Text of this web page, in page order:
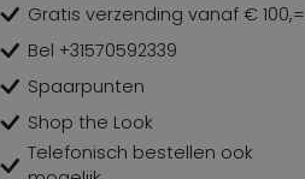
Gratis verzending vanaf € 100,=
Bel +31570592339
Spaarpunten
Shop the Look
Telefonisch bestellen ook